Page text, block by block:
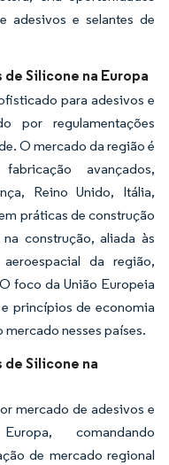
adesivos e selantes de
Silicone na Europa
para adesivos e
por regulamentações
O mercado da região é
avançados,
Reino Unido, Itália,
práticas de construção
construção, aliada às
da região,
foco da União Europeia
princípios de economia
nesses países.
de Silicone na
mercado de adesivos e
comandando
de mercado regional